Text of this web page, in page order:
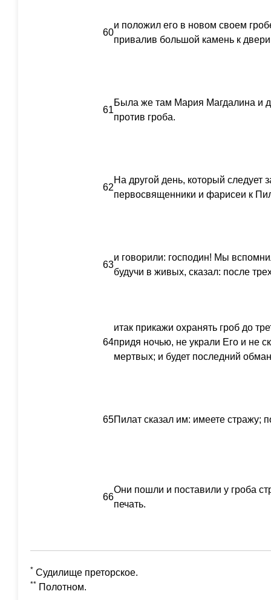
60
и положил его в новом своем
привалив большой камень к
61
Была же там Мария Магдалина и
против гроба.
62
На другой день, который следует
первосвященники и фарисеи к
63
и говорили: господин! Мы
будучи в живых, сказал: после
64
итак прикажи охранять гроб до
придя ночью, не украли Его и не
мертвых; и будет последний
65Пилат сказал им: имеете стражу;
66
Они пошли и поставили у гроба
печать.
* Судилище преторское.
** Полотном.